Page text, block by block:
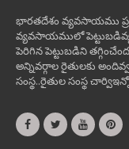
భారతదేశం వ్యవసాయము
వ్యవసాయములో
పెరిగిన పెట్టుబడిని
అన్నివర్గాల రైతులకు
సంస్థ..రైతుల సంస్థ